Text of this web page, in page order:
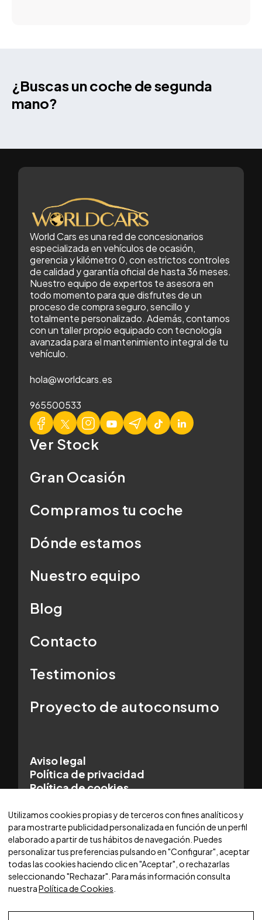
¿Buscas un coche de segunda
mano?
World Cars es una red de concesionarios
especializada en vehículos de ocasión,
gerencia y kilómetro 0, con estrictos controles
de calidad y garantía oficial de hasta 36 meses.
Nuestro equipo de expertos te asesora en
todo momento para que disfrutes de un
proceso de compra seguro, sencillo y
totalmente personalizado. Además, contamos
con un taller propio equipado con tecnología
avanzada para el mantenimiento integral de tu
vehículo.
hola@worldcars.es
965500533
Ver Stock
Gran Ocasión
Compramos tu coche
Dónde estamos
Nuestro equipo
Blog
Contacto
Testimonios
Proyecto de autoconsumo
Aviso legal
Política de privacidad
Política de cookies
Utilizamos cookies propias y de terceros con fines analíticos y
para mostrarte publicidad personalizada en función de un perfil
elaborado a partir de tus hábitos de navegación. Puedes
personalizar tus preferencias pulsando en "Configurar", aceptar
todas las cookies haciendo clic en "Aceptar", o rechazarlas
seleccionando "Rechazar". Para más información consulta
nuestraPolítica de Cookies